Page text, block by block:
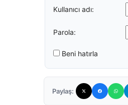
Kullanıcı adı:
Parola:
Beni hatırla
Paylaş: